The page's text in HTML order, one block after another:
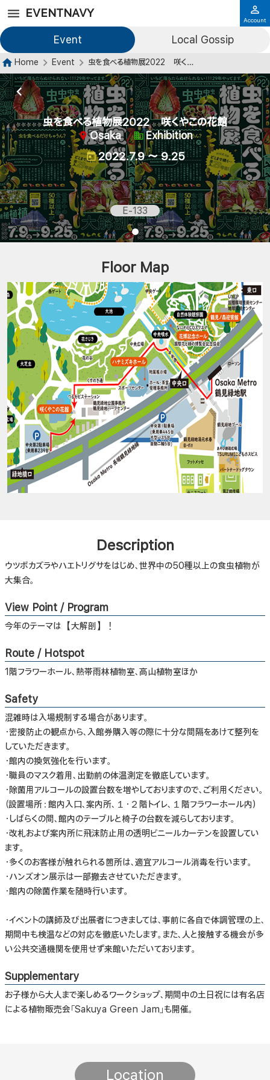
EVENTNAVY
Event Local Gossip
Account
Home Event 虫を食べる植物展2022 咲くやこの花館
虫を食べる植物展2022 咲くやこの花館
Osaka Exhibition
2022.7.9 ～ 9.25
E-133
Floor Map
Description
ウツボカズラやハエトリグサをはじめ、世界中の50種以上の食虫植物が
大集合。
View Point / Program
今年のテーマは【大解剖】！
Route / Hotspot
1階フラワーホール、熱帯雨林植物室、高山植物室ほか
Safety
混雑時は入場規制する場合があります。
・密接防止の観点から、入館券購入等の際に十分な間隔をあけて整列を
していただきます。
・館内の換気強化を行います。
・職員のマスク着用、出勤前の体温測定を徹底しています。
・除菌用アルコールの設置台数を増やしておりますので、ご利用ください。
（設置場所：館内入口、案内所、１・２階トイレ、１階フラワーホール内）
・しばらくの間、館内のテーブルと椅子の台数を減らしております。
・改札および案内所に飛沫防止用の透明ビニールカーテンを設置してい
ます。
・多くのお客様が触れられる箇所は、適宜アルコール消毒を行います。
・ハンズオン展示は一部撤去させていただきます。
・館内の除菌作業を随時行います。
・イベントの講師及び出展者につきましては、事前に各自で体調管理の上、
期間中も検温などの対応を徹底いたします。また、人と接触する機会が多
い公共交通機関を使用せず来館いただいております。
Supplementary
お子様から大人まで楽しめるワークショップ、期間中の土日祝には有名店
による植物販売会「Sakuya Green Jam」も開催。
Location